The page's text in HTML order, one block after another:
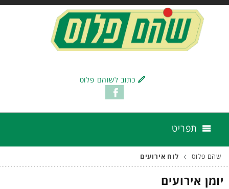
כתוב לשוהם פלוס
תפריט
שהם פלוס לוח אירועים
יומן אירועים